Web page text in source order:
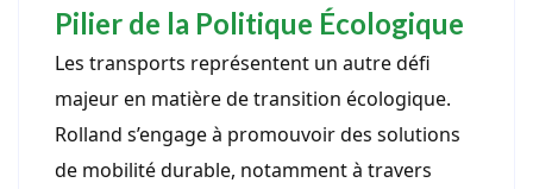
Pilier de la Politique Écologique
Les transports représentent un autre défi
majeur en matière de transition écologique.
Rolland s’engage à promouvoir des solutions
de mobilité durable, notamment à travers